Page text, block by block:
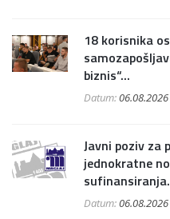
18 korisnika
biznis“...
Datum:06.08.2026
Javni poziv za
jednokratne
Datum:06.08.2026